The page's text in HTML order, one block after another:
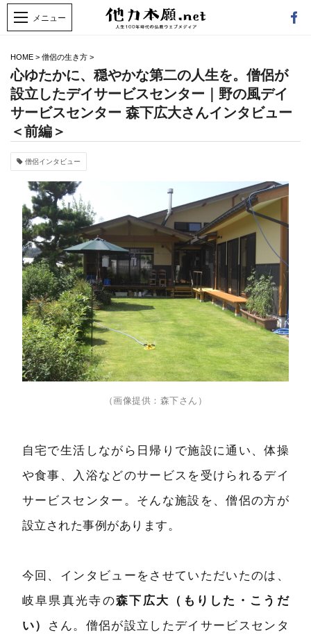
HOME > 僧侶の生き方 >
心ゆたかに、穏やかな第二の人生を。僧侶が
設立したデイサービスセンター｜野の風デイ
サービスセンター 森下広大さんインタビュー
＜前編＞
僧侶インタビュー
（画像提供：森下さん）
自宅で生活しながら日帰りで施設に通い、体操
や食事、入浴などのサービスを受けられるデイ
サービスセンター。そんな施設を、僧侶の方が
設立された事例があります。
今回、インタビューをさせていただいたのは、
岐阜県真光寺の森下広大（もりした・こうだ
い）
さん。僧侶が設立したデイサービスセンタ